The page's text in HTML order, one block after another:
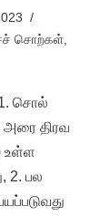
சொற்கள்,
1. சொல்
அரை திரவ
உள்ள
2. பல